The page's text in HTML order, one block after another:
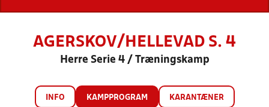
AGERSKOV/HELLEVAD S. 4
Herre Serie 4 / Træningskamp
INFO KAMPPROGRAM KARANTÆNER